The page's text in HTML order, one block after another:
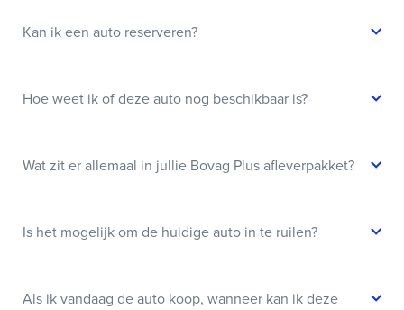
Kan ik een auto reserveren?
Hoe weet ik of deze auto nog beschikbaar is?
Wat zit er allemaal in jullie Bovag Plus afleverpakket?
Is het mogelijk om de huidige auto in te ruilen?
Als ik vandaag de auto koop, wanneer kan ik deze